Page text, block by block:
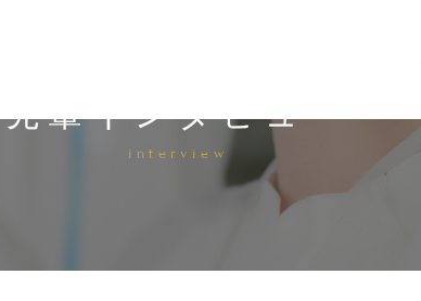
先輩インタビュー
interview